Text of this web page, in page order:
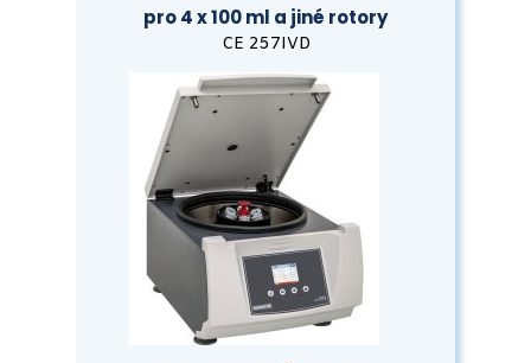
pro 4 x 100 ml a jiné rotory
CE 257IVD